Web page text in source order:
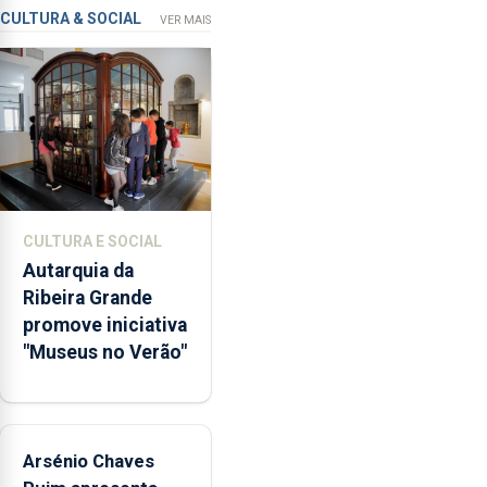
que
garante
a
abertura
dos
museus
e
núcleos
integrados
na
Rede
Municipal
de
aos
durante
CULTURA & SOCIAL VER MAIS
CULTURA E SOCIAL
Autarquia da
Ribeira Grande
promove iniciativa
"Museus no Verão"
Arsénio Chaves